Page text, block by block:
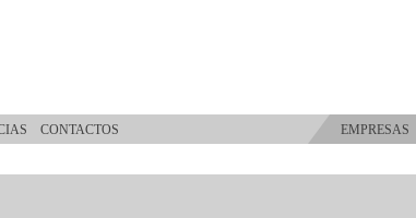
CONTACTOS EMPRESAS